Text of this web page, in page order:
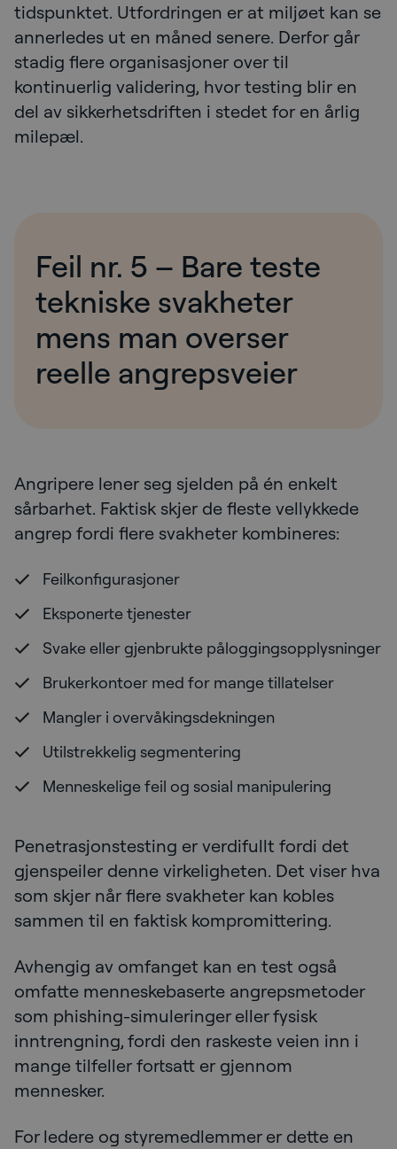
tidspunktet. Utfordringen er at miljøet kan se
annerledes ut en måned senere. Derfor går
stadig flere organisasjoner over til
kontinuerlig validering, hvor testing blir en
del av sikkerhetsdriften i stedet for en årlig
milepæl.
Feil nr. 5 – Bare teste
tekniske svakheter
mens man overser
reelle angrepsveier
Angripere lener seg sjelden på én enkelt
sårbarhet. Faktisk skjer de fleste vellykkede
angrep fordi flere svakheter kombineres:
Feilkonfigurasjoner
Eksponerte tjenester
Svake eller gjenbrukte påloggingsopplysninger
Brukerkontoer med for mange tillatelser
Mangler i overvåkingsdekningen
Utilstrekkelig segmentering
Menneskelige feil og sosial manipulering
Penetrasjonstesting er verdifullt fordi det
gjenspeiler denne virkeligheten. Det viser hva
som skjer når flere svakheter kan kobles
sammen til en faktisk kompromittering.
Avhengig av omfanget kan en test også
omfatte menneskebaserte angrepsmetoder
som phishing-simuleringer eller fysisk
inntrengning, fordi den raskeste veien inn i
mange tilfeller fortsatt er gjennom
mennesker.
For ledere og styremedlemmer er dette en